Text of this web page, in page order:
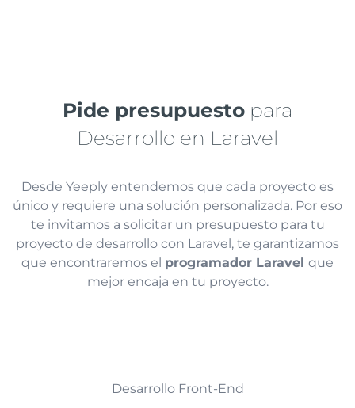
Pide presupuesto para
Desarrollo en Laravel
Desde Yeeply entendemos que cada proyecto es
único y requiere una solución personalizada. Por eso
te invitamos a solicitar un presupuesto para tu
proyecto de desarrollo con Laravel, te garantizamos
que encontraremos el programador Laravel que
mejor encaja en tu proyecto.
Desarrollo Front-End